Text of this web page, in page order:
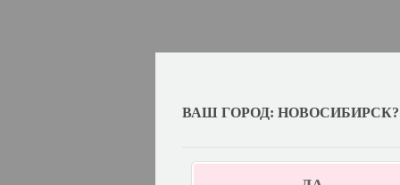
ВАШ ГОРОД: НОВОСИБИРСК?